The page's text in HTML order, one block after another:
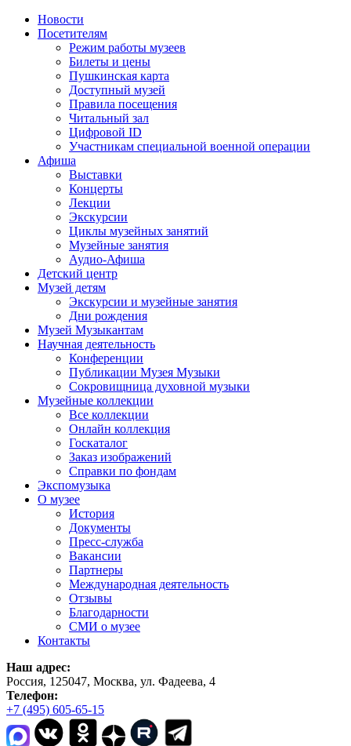
Новости
Посетителям
Режим работы музеев
Билеты и цены
Пушкинская карта
Доступный музей
Правила посещения
Читальный зал
Цифровой ID
Участникам специальной военной операции
Афиша
Выставки
Концерты
Лекции
Экскурсии
Циклы музейных занятий
Музейные занятия
Аудио-Афиша
Детский центр
Музей детям
Экскурсии и музейные занятия
Дни рождения
Музей Музыкантам
Научная деятельность
Конференции
Публикации Музея Музыки
Сокровищница духовной музыки
Музейные коллекции
Все коллекции
Онлайн коллекция
Госкаталог
Заказ изображений
Справки по фондам
Экспомузыка
О музее
История
Документы
Пресс-служба
Вакансии
Партнеры
Международная деятельность
Отзывы
Благодарности
СМИ о музее
Контакты
Наш адрес:
Россия, 125047, Москва, ул. Фадеева, 4
Телефон:
+7 (495) 605-65-15